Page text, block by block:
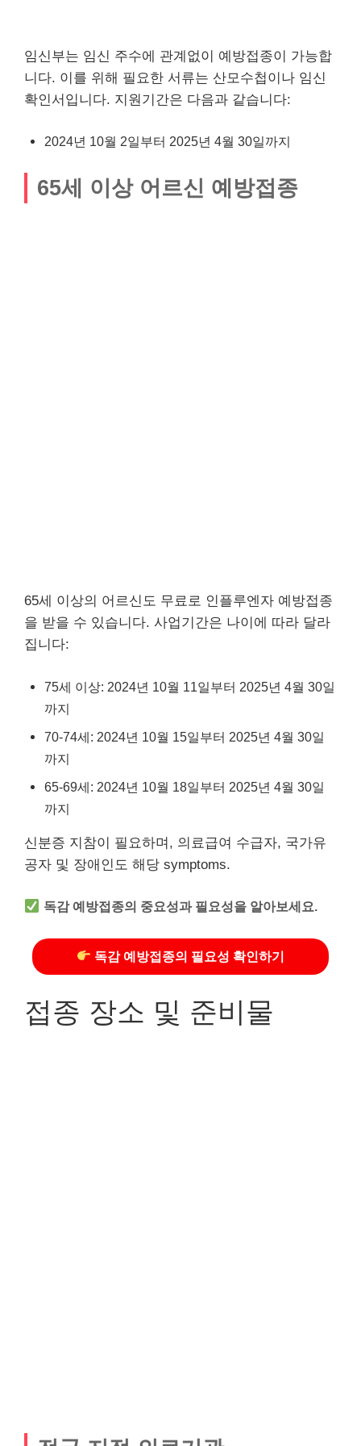
임신부는 임신 주수에 관계없이 예방접종이 가능합
니다. 이를 위해 필요한 서류는 산모수첩이나 임신
확인서입니다. 지원기간은 다음과 같습니다:
2024년 10월 2일부터 2025년 4월 30일까지
65세 이상 어르신 예방접종
65세 이상의 어르신도 무료로 인플루엔자 예방접종
을 받을 수 있습니다. 사업기간은 나이에 따라 달라
집니다:
75세 이상: 2024년 10월 11일부터 2025년 4월 30일
까지
70-74세: 2024년 10월 15일부터 2025년 4월 30일
까지
65-69세: 2024년 10월 18일부터 2025년 4월 30일
까지
신분증 지참이 필요하며, 의료급여 수급자, 국가유
공자 및 장애인도 해당 symptoms.
독감 예방접종의 중요성과 필요성을 알아보세요.
독감 예방접종의 필요성 확인하기
접종 장소 및 준비물